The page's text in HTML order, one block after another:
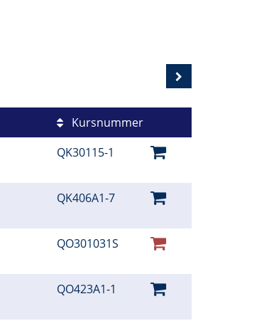
Kursnummer
QK30115-1
QK406A1-7
QO301031S
QO423A1-1